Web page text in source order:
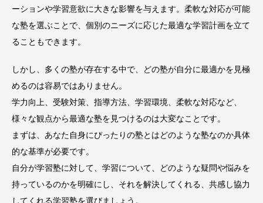
ーションや学習意欲に大きな影響を与えます。柔軟な対応が可能
な塾を選ぶことで、個別のニーズに応じた最適な学習計画を立て
ることもできます。
しかし、多くの塾が存在する中で、どの塾が自分に最適かを見極
めるのは容易ではありません。
学力向上、受験対策、指導方法、学習環境、柔軟な対応など、
様々な観点から最適な塾を見つけるのは大変なことです。
まずは、あなた自身にぴったりの塾とはどのような塾なのか具体
的な基準が必要です。
自分が学習塾に対して、学習について、どのような疑問や悩みを
持っているのかを明確にし、それを解決してくれる、共感し協力
してくれる学習塾を選びましょう。